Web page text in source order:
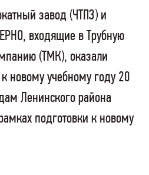
завод (ЧТПЗ) и
входящие в Трубную
(ТМК), оказали
новому учебному году 20
Ленинского района
подготовки к новому